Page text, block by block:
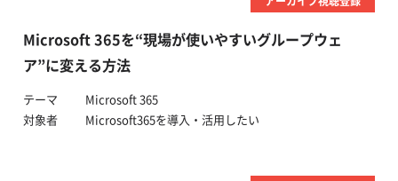
Microsoft 365を“現場が使いやすいグループウェ
ア”に変える方法
テーマ
Microsoft 365
対象者
Microsoft365を導入・活用したい